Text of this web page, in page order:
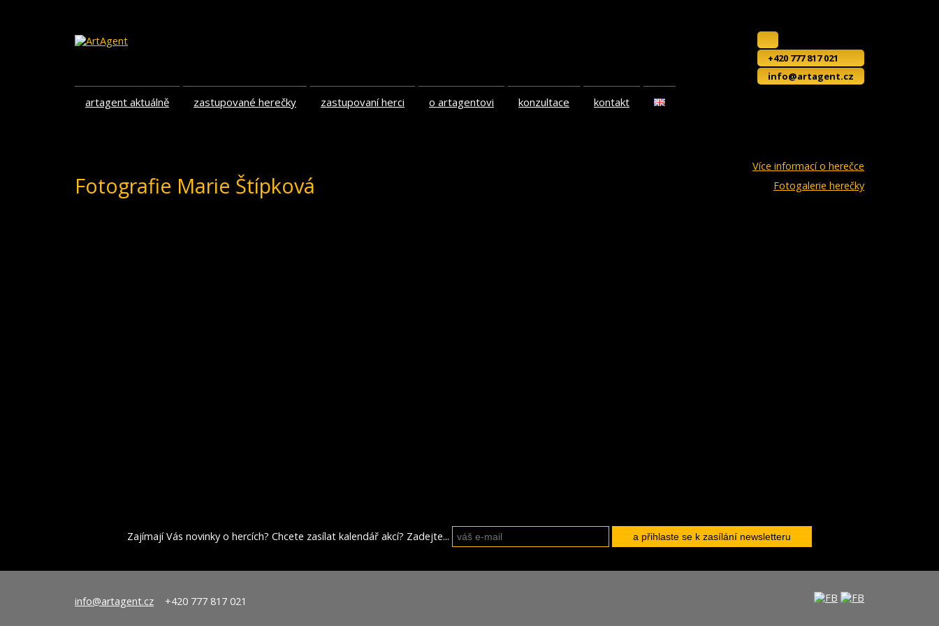
+420 777 817 021
info@artagent.cz
artagent aktuálně zastupované herečky zastupovaní herci o artagentovi konzultace kontakt
Více informací o herečce
Fotogalerie herečky
Fotografie Marie Štípková
Zajímají Vás novinky o hercích? Chcete zasílat kalendář akcí? Zadejte...
info@artagent.cz +420 777 817 021